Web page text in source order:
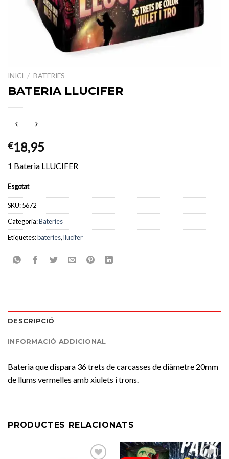
INICI / BATERIES
BATERIA LLUCIFER
€18,95
1 Bateria LLUCIFER
Esgotat
SKU:5672
Categoria:Bateries
Etiquetes:bateries,llucifer
DESCRIPCIÓ
INFORMACIÓ ADDICIONAL
Bateria que dispara 36 trets de carcasses de diàmetre 20mm
de llums vermelles amb xiulets i trons.
PRODUCTES RELACIONATS